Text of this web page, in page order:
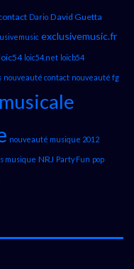
Dario David Guetta
exclusivemusic.fr
loic54.net loicb54
nouveauté contact nouveauté fg
nouveauté musique 2012
musique NRJ Party Fun pop